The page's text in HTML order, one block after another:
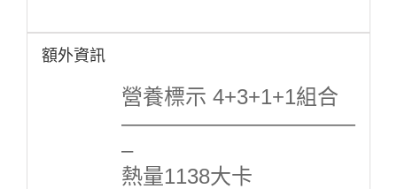
額外資訊
營養標示 4+3+1+1組合
———————————
–
熱量1138大卡